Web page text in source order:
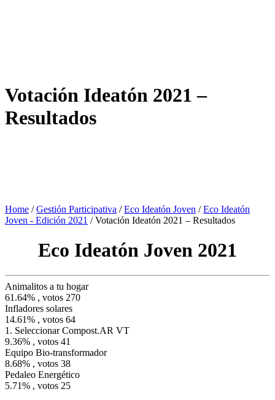
Votación Ideatón 2021 –
Resultados
Home /Gestión Participativa /Eco Ideatón Joven /Eco Ideatón
Joven - Edición 2021 /Votación Ideatón 2021 – Resultados
Eco Ideatón Joven 2021
Animalitos a tu hogar
61.64% , votos 270
Infladores solares
14.61% , votos 64
1. Seleccionar Compost.AR VT
9.36% , votos 41
Equipo Bio-transformador
8.68% , votos 38
Pedaleo Energético
5.71% , votos 25